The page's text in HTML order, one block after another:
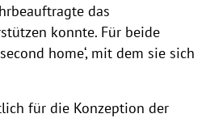
das
konnte. Für beide
home‘, mit dem sie sich
für die Konzeption der